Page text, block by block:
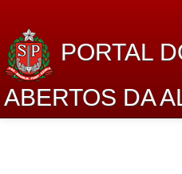
PORTAL
ABERTOS DA